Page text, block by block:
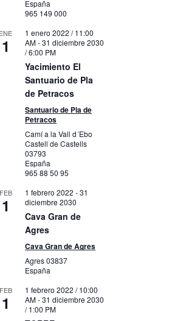
España
965 149 000
ENE
1
1 enero 2022 / 11:00
AM-31 diciembre 2030
/ 6:00 PM
Yacimiento El
Santuario de Pla
de Petracos
Santuario de Pla de
Petracos
Camí a la Vall d´Ebo
Castell de Castells
03793
España
965 88 50 95
FEB
1
1 febrero 2022 -31
diciembre 2030
Cava Gran de
Agres
Cava Gran de Agres
Agres03837
España
FEB
1
1 febrero 2022 / 10:00
AM-31 diciembre 2030
/ 1:00 PM